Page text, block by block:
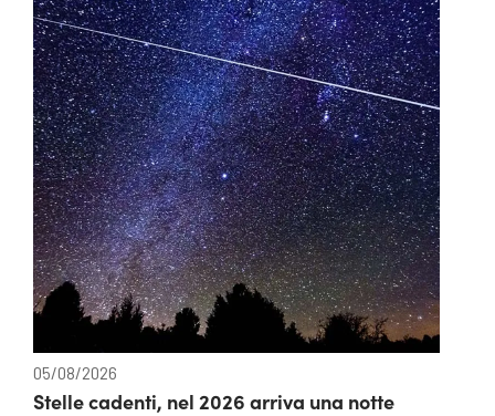
05/08/2026
Stelle cadenti, nel 2026 arriva una notte